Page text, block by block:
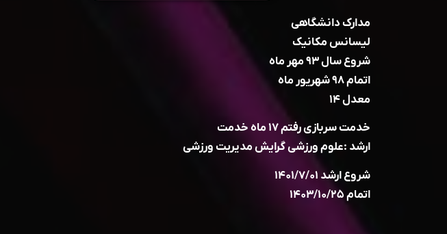
مدارک دانشگاهی
لیسانس مکانیک
شروع سال ۹۳ مهر ماه
اتمام ۹۸ شهریور ماه
معدل ۱۴
خدمت سربازی رفتم ۱۷ ماه خدمت
ارشد :علوم ورزشی گرایش مدیریت ورزشی
شروع ارشد ۱۴۰۱/۷/۰۱
اتمام ۱۴۰۳/۱۰/۲۵